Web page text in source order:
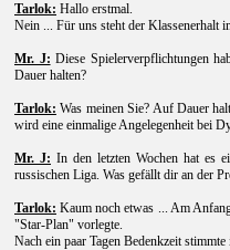
Tarlok: Hallo erstmal.
Nein ... Für uns steht der Klassenerhalt
Mr. J: Diese Spielerverpflichtungen
Dauer halten?
Tarlok: Was meinen Sie? Auf Dauer
wird eine einmalige Angelegenheit bei
Mr. J: In den letzten Wochen hat es
russischen Liga. Was gefällt dir an der
Tarlok: Kaum noch etwas ... Am
"Star-Plan" vorlegte.
Nach ein paar Tagen Bedenkzeit